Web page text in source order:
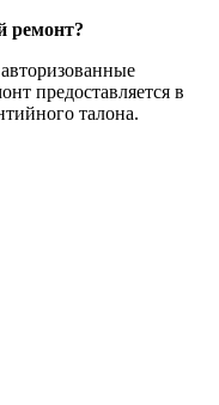
ремонт?
предоставляется в
талона.